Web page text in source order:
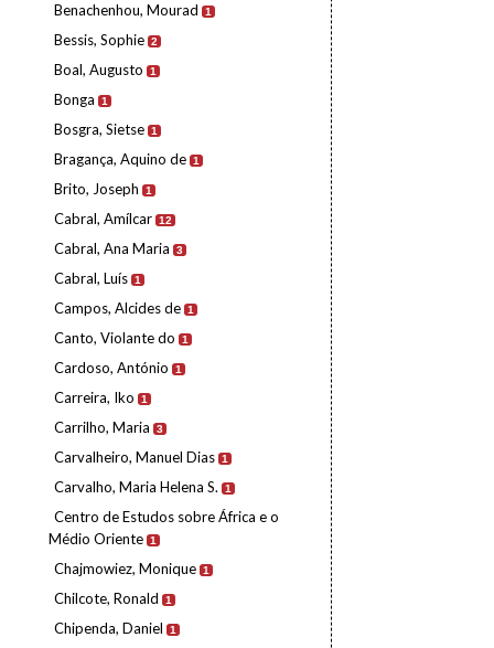
Benachenhou, Mourad 1
Bessis, Sophie 2
Boal, Augusto 1
Bonga 1
Bosgra, Sietse 1
Bragança, Aquino de 1
Brito, Joseph 1
Cabral, Amílcar 12
Cabral, Ana Maria 3
Cabral, Luís 1
Campos, Alcides de 1
Canto, Violante do 1
Cardoso, António 1
Carreira, Iko 1
Carrilho, Maria 3
Carvalheiro, Manuel Dias 1
Carvalho, Maria Helena S. 1
Centro de Estudos sobre África e o
Médio Oriente 1
Chajmowiez, Monique 1
Chilcote, Ronald 1
Chipenda, Daniel 1